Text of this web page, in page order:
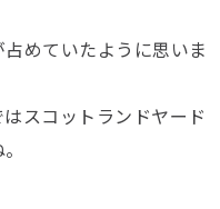
めていたように思いま
スコットランドヤード